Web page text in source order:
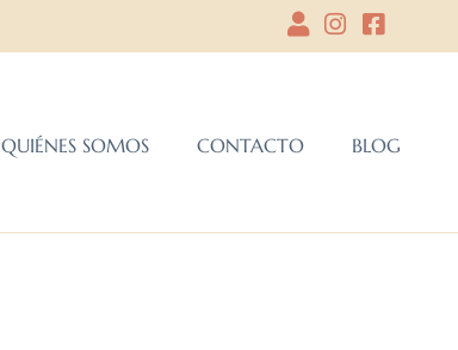
QUIÉNES SOMOS CONTACTO BLOG